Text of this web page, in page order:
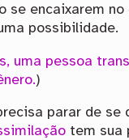
se encaixarem
possibilidade.
uma pessoa
)
parar de
tem sua